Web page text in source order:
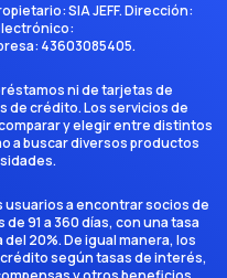
SIA JEFF. Dirección:
43603085405.
ni de tarjetas de
de crédito. Los servicios de
y elegir entre distintos
a buscar diversos productos
usuarios a encontrar socios de
91 a 360 días, con una tasa
20%. De igual manera, los
según tasas de interés,